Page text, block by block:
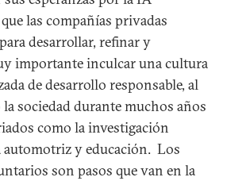
las compañías privadas
desarrollar, refinar y
importante inculcar una cultura
de desarrollo responsable, al
sociedad durante muchos años
como la investigación
automotriz y educación. Los
son pasos que van en la